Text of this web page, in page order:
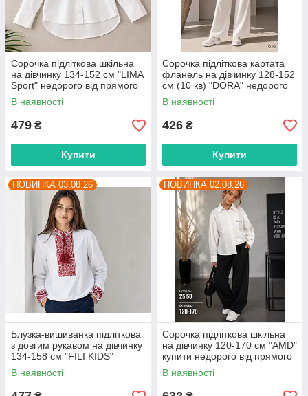
Сорочка підліткова шкільна
на дівчинку 134-152 см "LIMA
Sport" недорого від прямого
постачальника
В наявності
479 ₴
Купити
Сорочка підліткова картата
фланель на дівчинку 128-152
см (10 кв) "DORA" недорого
від прямого постачальника
В наявності
426 ₴
Купити
НОВИНКА 03.08.26
Блузка-вишиванка підліткова
з довгим рукавом на дівчинку
134-158 см "FILI KIDS"
недорого від прямого
постачальника
В наявності
НОВИНКА 02.08.26
Сорочка підліткова шкільна
на дівчинку 120-170 см "AMD"
купити недорого від прямого
постачальника
В наявності